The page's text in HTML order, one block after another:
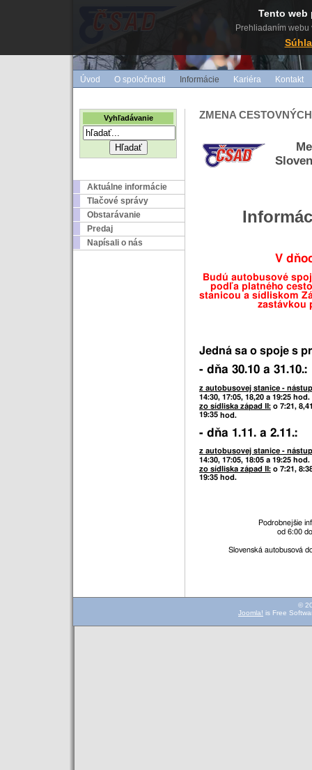
Úvod O spoločnosti Informácie Kariéra Kontakt
Vyhľadávanie
Aktuálne informácie
Tlačové správy
Obstarávanie
Predaj
Napísali o nás
ZMENA
V
Budú autobusové
podľa platného
stanicou a sídliskom
zastávkou
Jedná sa o spoje s
- dňa 30.10 a 31.10.:
z autobusovej stanice -
14:30, 17:05, 18,20 a 19:25 hod.
zo sídliska západ II: o 7:21,
19:35 hod.
- dňa 1.11. a 2.11.:
z autobusovej stanice -
14:30, 17:05, 18:05 a 19:25 hod.
zo sídliska západ II: o 7:21,
19:35 hod.
Podrobnejšie
od 6:00
Slovenská autobusová
©
Joomla! is Free
Tento web
Prehliadaním